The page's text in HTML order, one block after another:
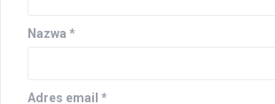
Nazwa *
Adres email *